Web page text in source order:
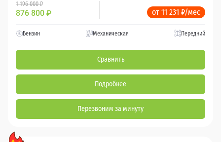
1 196 000 ₽
876 800 ₽ от 11 231 ₽/мес
Бензин Механическая Передний
Сравнить
Подробнее
Перезвоним за минуту